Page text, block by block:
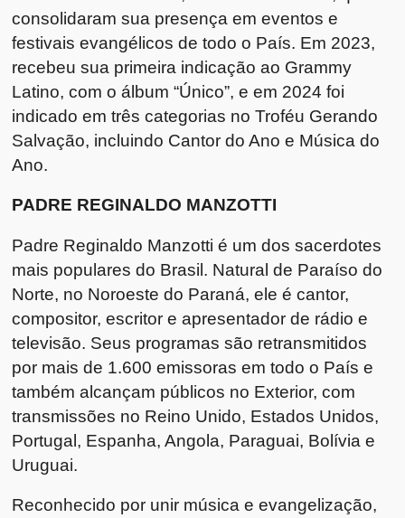
consolidaram sua presença em eventos e
festivais evangélicos de todo o País. Em 2023,
recebeu sua primeira indicação ao Grammy
Latino, com o álbum “Único”, e em 2024 foi
indicado em três categorias no Troféu Gerando
Salvação, incluindo Cantor do Ano e Música do
Ano.
PADRE REGINALDO MANZOTTI
Padre Reginaldo Manzotti é um dos sacerdotes
mais populares do Brasil. Natural de Paraíso do
Norte, no Noroeste do Paraná, ele é cantor,
compositor, escritor e apresentador de rádio e
televisão. Seus programas são retransmitidos
por mais de 1.600 emissoras em todo o País e
também alcançam públicos no Exterior, com
transmissões no Reino Unido, Estados Unidos,
Portugal, Espanha, Angola, Paraguai, Bolívia e
Uruguai.
Reconhecido por unir música e evangelização,